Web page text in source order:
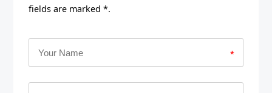
fields are marked *.
*